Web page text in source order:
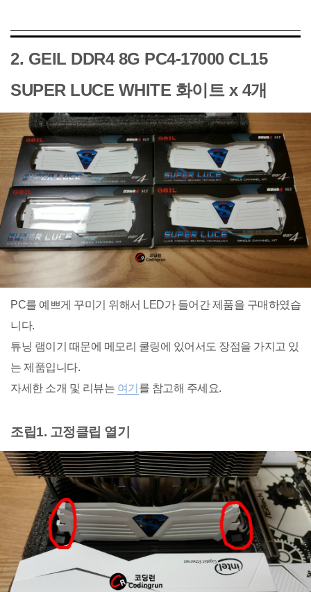
2. GEIL DDR4 8G PC4-17000 CL15
SUPER LUCE WHITE 화이트 x 4개
PC를 예쁘게 꾸미기 위해서 LED가 들어간 제품을 구매하였습
니다.
튜닝 램이기 때문에 메모리 쿨링에 있어서도 장점을 가지고 있
는 제품입니다.
자세한 소개 및 리뷰는 여기 를 참고해 주세요.
조립1. 고정클립 열기